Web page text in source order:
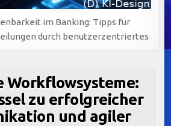
im Banking: Tipps für
durch benutzerzentriertes
Workflowsysteme:
zu erfolgreicher
und agiler